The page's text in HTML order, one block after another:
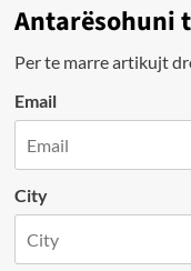
Antarësohuni
Per te marre artikujt
Email
City